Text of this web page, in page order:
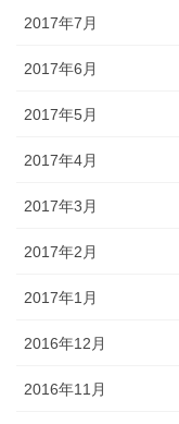
2017年7月
2017年6月
2017年5月
2017年4月
2017年3月
2017年2月
2017年1月
2016年12月
2016年11月